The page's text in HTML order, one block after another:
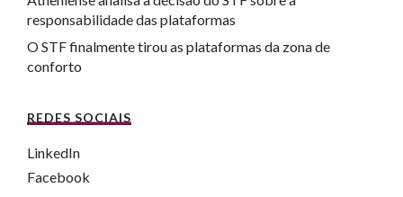
responsabilidade das plataformas
O STF finalmente tirou as plataformas da zona de
conforto
REDES SOCIAIS
LinkedIn
Facebook